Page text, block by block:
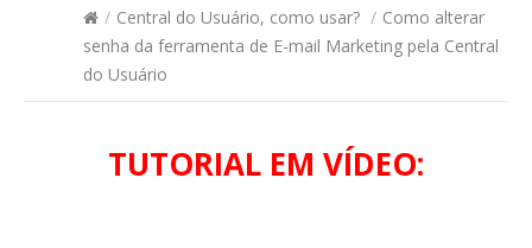
/ Central do Usuário, como usar? / Como alterar
senha da ferramenta de E-mail Marketing pela Central
do Usuário
TUTORIAL EM VÍDEO: